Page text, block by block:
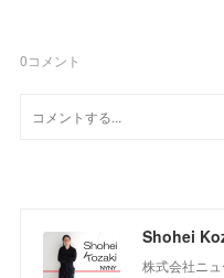
0コメント
Shohei
株式会社ニ